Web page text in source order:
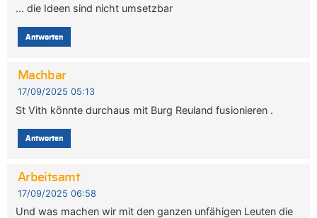
… die Ideen sind nicht umsetzbar
Antworten
Machbar
17/09/2025 05:13
St Vith könnte durchaus mit Burg Reuland fusionieren .
Antworten
Arbeitsamt
17/09/2025 06:58
Und was machen wir mit den ganzen unfähigen Leuten die